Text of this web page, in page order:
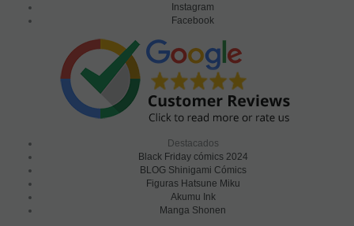
Instagram
Facebook
Destacados
Black Friday cómics 2024
BLOG Shinigami Cómics
Figuras Hatsune Miku
Akumu Ink
Manga Shonen